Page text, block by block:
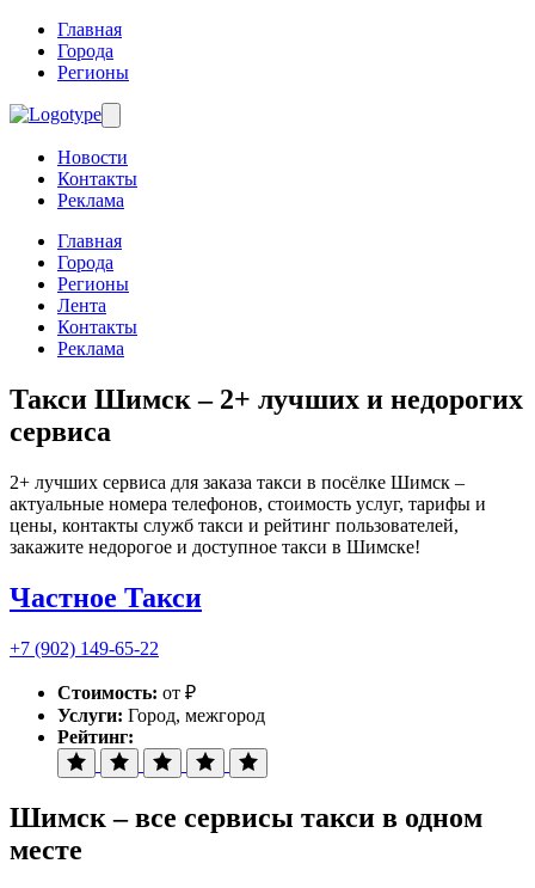
Главная
Города
Регионы
Новости
Контакты
Реклама
Главная
Города
Регионы
Лента
Контакты
Реклама
Такси Шимск – 2+ лучших и недорогих
сервиса
2+ лучших сервиса для заказа такси в посёлке Шимск –
актуальные номера телефонов, стоимость услуг, тарифы и
цены, контакты служб такси и рейтинг пользователей,
закажите недорогое и доступное такси в Шимске!
Частное Такси
+7 (902) 149-65-22
Стоимость: от ₽
Услуги: Город, межгород
Рейтинг:
Шимск – все сервисы такси в одном
месте